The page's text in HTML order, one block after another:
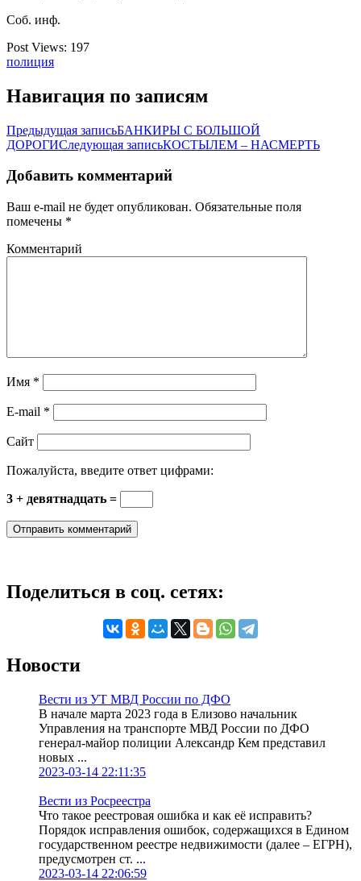
Соб. инф.
Post Views: 197
полиция
Навигация по записям
Предыдущая записьБАНКИРЫ С БОЛЬШОЙ
ДОРОГИСледующая записьКОСТЫЛЕМ – НАСМЕРТЬ
Добавить комментарий
Ваш e-mail не будет опубликован. Обязательные поля
помечены *
Комментарий
Имя *
E-mail *
Сайт
Пожалуйста, введите ответ цифрами:
3 + девятнадцать =
Поделиться в соц. сетях:
Новости
Вести из УТ МВД России по ДФО
В начале марта 2023 года в Елизово начальник
Управления на транспорте МВД России по ДФО
генерал-майор полиции Александр Кем представил
новых ...
2023-03-14 22:11:35
Вести из Росреестра
Что такое реестровая ошибка и как её исправить?
Порядок исправления ошибок, содержащихся в Едином
государственном реестре недвижимости (далее – ЕГРН),
предусмотрен ст. ...
2023-03-14 22:06:59